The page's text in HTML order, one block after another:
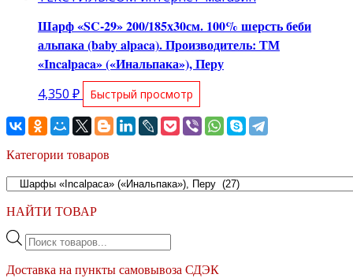
Шарф «SC-29» 200/185х30см. 100% шерсть беби
альпака (baby alpaca). Производитель: ТМ
«Incalpaca» («Инальпака»), Перу
4,350 ₽ Быстрый просмотр
Категории товаров
НАЙТИ ТОВАР
Поиск
Доставка на пункты самовывоза СДЭК